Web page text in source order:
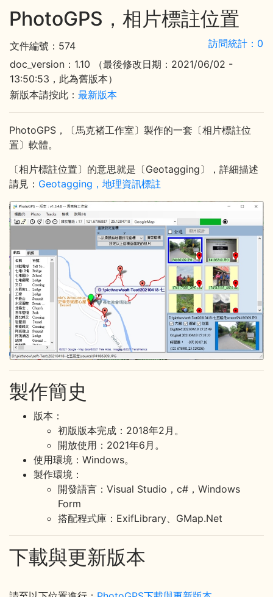
PhotoGPS，相片標註位置
文件編號：574
訪問統計：0
doc_version：1.10 （最後修改日期：2021/06/02 -
13:50:53，此為舊版本）
新版本請按此： 最新版本
PhotoGPS，〔馬克褚工作室〕製作的一套〔相片標註位
置〕軟體。
〔相片標註位置〕的意思就是〔Geotagging〕，詳細描述
請見： Geotagging，地理資訊標註
製作簡史
版本：
初版版本完成：2018年2月。
開放使用：2021年6月。
使用環境：Windows。
製作環境：
開發語言：Visual Studio，c#，Windows
Form
搭配程式庫：ExifLibrary、GMap.Net
下載與更新版本